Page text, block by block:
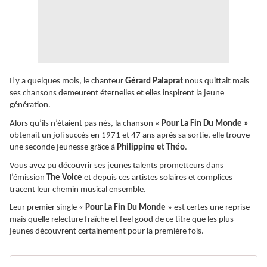
Il y a quelques mois, le chanteur Gérard Palaprat nous quittait mais
ses chansons demeurent éternelles et elles inspirent la jeune
génération.
Alors qu’ils n’étaient pas nés, la chanson « Pour La Fin Du Monde »
obtenait un joli succès en 1971 et 47 ans après sa sortie, elle trouve
une seconde jeunesse grâce à Philippine et Théo.
Vous avez pu découvrir ses jeunes talents prometteurs dans
l’émission The Voice et depuis ces artistes solaires et complices
tracent leur chemin musical ensemble.
Leur premier single « Pour La Fin Du Monde » est certes une reprise
mais quelle relecture fraîche et feel good de ce titre que les plus
jeunes découvrent certainement pour la première fois.